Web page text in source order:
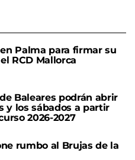
Palma para firmar su
RCD Mallorca
Baleares podrán abrir
y los sábados a partir
2026-2027
rumbo al Brujas de la